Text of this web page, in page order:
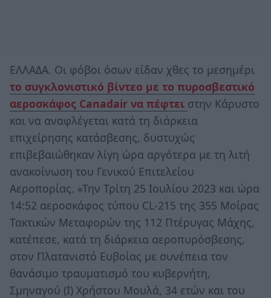
ΕΛΛΑΔΑ. Oι φόβοι όσων είδαν χθες το μεσημέρι
το συγκλονιστικό βίντεο με το πυροσβεστικό
αεροσκάφος Canadair να πέφτει στην Κάρυστο
και να αναφλέγεται κατά τη διάρκεια
επιχείρησης κατάσβεσης, δυστυχώς
επιβεβαιώθηκαν λίγη ώρα αργότερα με τη λιτή
ανακοίνωση του Γενικού Επιτελείου
Αεροπορίας. «Την Τρίτη 25 Ιουλίου 2023 και ώρα
14:52 αεροσκάφος τύπου CL-215 της 355 Μοίρας
Τακτικών Μεταφορών της 112 Πτέρυγας Μάχης,
κατέπεσε, κατά τη διάρκεια αεροπυρόσβεσης,
στον Πλατανιστό Ευβοίας με συνέπεια τον
θανάσιμο τραυματισμό του κυβερνήτη,
Σμηναγού (Ι) Χρήστου Μουλά, 34 ετών και του